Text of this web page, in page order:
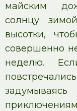
майским
солнцу
высотки,
совершенно
неделю.